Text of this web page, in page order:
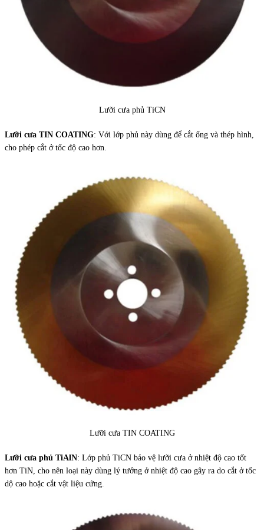
Lưỡi cưa phủ TiCN
Lưỡi cưa TIN COATING: Với lớp phủ này dùng để cắt ống và thép hình,
cho phép cắt ở tốc độ cao hơn.
Lưỡi cưa TIN COATING
Lưỡi cưa phủ TiAlN: Lớp phủ TiCN bảo vệ lưỡi cưa ở nhiệt độ cao tốt
hơn TiN, cho nên loại này dùng lý tưởng ở nhiệt độ cao gây ra do cắt ở tốc
dộ cao hoặc cắt vật liệu cứng.